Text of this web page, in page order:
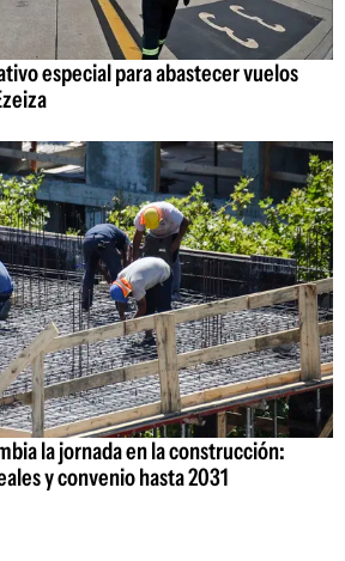
especial para abastecer vuelos
la jornada en la construcción:
y convenio hasta 2031